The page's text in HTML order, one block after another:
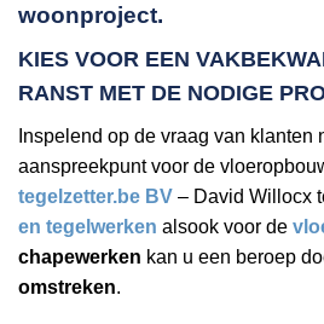
woonproject.
KIES VOOR EEN
RANST MET DE NODIGE
Inspelend op de vraag van klanten
aanspreekpunt voor de
tegelzetter.be BV – David Willocx
en tegelwerken alsook voor de
chapewerken kan u een beroep
omstreken.